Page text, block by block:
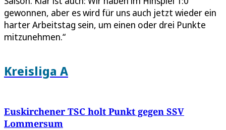
gewonnen, aber es wird für uns auch jetzt wieder ein
harter Arbeitstag sein, um einen oder drei Punkte
mitzunehmen.“
Kreisliga A
Euskirchener TSC holt Punkt gegen SSV
Lommersum